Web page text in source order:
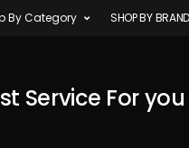
By Category SHOP BY BRAND
Service For you